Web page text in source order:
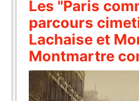
Les "Paris
parcours
Lachaise et
Montmartre